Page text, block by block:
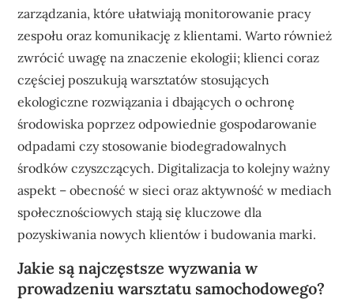
zarządzania, które ułatwiają monitorowanie pracy
zespołu oraz komunikację z klientami. Warto również
zwrócić uwagę na znaczenie ekologii; klienci coraz
częściej poszukują warsztatów stosujących
ekologiczne rozwiązania i dbających o ochronę
środowiska poprzez odpowiednie gospodarowanie
odpadami czy stosowanie biodegradowalnych
środków czyszczących. Digitalizacja to kolejny ważny
aspekt – obecność w sieci oraz aktywność w mediach
społecznościowych stają się kluczowe dla
pozyskiwania nowych klientów i budowania marki.
Jakie są najczęstsze wyzwania w
prowadzeniu warsztatu samochodowego?